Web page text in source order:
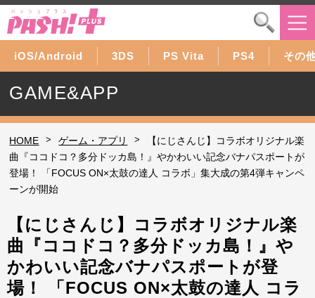
iOS/Android 3DS PS Vita PS4 その
GAME&APP
HOME > ゲーム・アプリ >
【にじさんじ】コラボオリジナル楽
曲『ココドコ？多分ドッカ島！』やかわいい記念バナパスポートが
登場！ 「FOCUS ON×太鼓の達人 コラボ」集大成の第4弾キャンペ
ーンが開始
【にじさんじ】コラボオリジナル楽
曲『ココドコ？多分ドッカ島！』や
かわいい記念バナパスポートが登
場！ 「FOCUS ON×太鼓の達人 コラ